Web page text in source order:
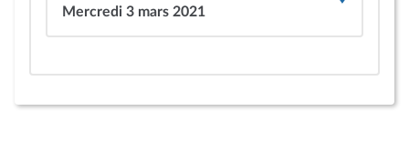
Mercredi 3 mars 2021